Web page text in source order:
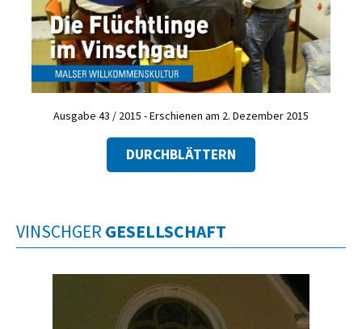
Ausgabe 43 / 2015 - Erschienen am 2. Dezember 2015
DURCHBLÄTTERN
VINSCHGER GESELLSCHAFT